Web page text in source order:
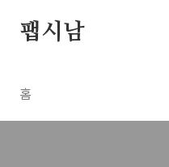
팹시남
홈